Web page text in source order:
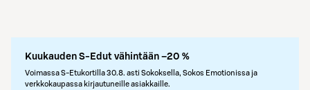
Kuukauden S-Edut vähintään –20 %
Voimassa S-Etukortilla 30.8. asti Sokoksella, Sokos Emotionissa ja
verkkokaupassa kirjautuneille asiakkaille.